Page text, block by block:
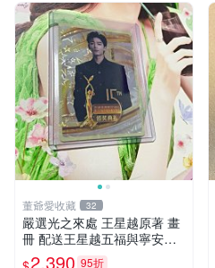
董爺愛收藏 32
嚴選光之來處 王星越原著 畫
冊 配送王星越五福與寧安特
別卡 超值收藏推薦 光之來處
2,390 95折